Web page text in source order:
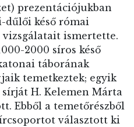
prezentációjukban
dűlői késő római
ismertette.
2000 síros késő
táborának
temetkeztek; egyik
H. Kelemen Márta
Ebből a temetőrészből
választott ki